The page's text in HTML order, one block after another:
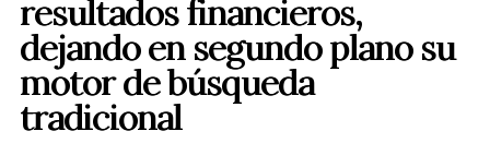
resultados financieros,
dejando en segundo plano su
motor de búsqueda
tradicional